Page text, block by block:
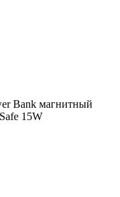
Bank магнитный
15W